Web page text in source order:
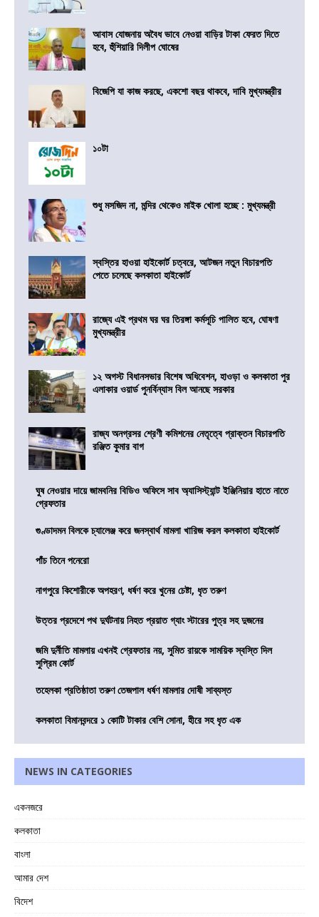
আবাস যোজনায় অবৈধ ভাবে নেওয়া বাড়ির টাকা ফেরত দিতে
হবে, হুঁশিয়ারি দিলীপ ঘোষের
বিজেপি যা কাজ করছে, একশো বছর থাকবে, দাবি মুখ্যমন্ত্রীর
১০টা
শুধু মসজিদ না, মন্দির থেকেও মাইক খোলা হচ্ছে : মুখ্যমন্ত্রী
স্বস্তির হাওয়া হাইকোর্ট চত্বরে, আটজন নতুন বিচারপতি
পেতে চলেছে কলকাতা হাইকোর্ট
রাজ্যে এই প্রথম ঘর ঘর তিরঙ্গা কর্মসূচি পালিত হবে, ঘোষণা
মুখ্যমন্ত্রীর
১২ অগস্ট বিধানসভার বিশেষ অধিবেশন, হাওড়া ও কলকাতা পুর
এলাকার ওয়ার্ড পুনর্বিন্যাস বিল আনছে সরকার
রাজ্য অনগ্রসর শ্রেণী কমিশনের নেতৃত্বে প্রাক্তন বিচারপতি
রঞ্জিত কুমার বাগ
ঘুষ নেওয়ার দায়ে জামবনির বিডিও অফিসে সাব অ্যাসিস্ট্যান্ট ইঞ্জিনিয়ার হাতে নাতে
গ্রেফতার
গুণ্ডাদমন বিলকে চ্যালেঞ্জ করে জনস্বার্থ মামলা খারিজ করল কলকাতা হাইকোর্ট
পাঁচ তিনে পনেরো
নাগপুরে কিশোরীকে অপহরণ, ধর্ষণ করে খুনের চেষ্টা, ধৃত তরুণ
উত্তর প্রদেশে পথ দুর্ঘটনায় নিহত প্রয়াত গ্যাং স্টারের পুত্র সহ দুজনের
জমি দুর্নীতি মামলায় এখনই গ্রেফতার নয়, সুমিত রায়কে সাময়িক স্বস্তি দিল
সুপ্রিম কোর্ট
তহেলকা প্রতিষ্ঠাতা তরুণ তেজপাল ধর্ষণ মামলার দোষী সাব্যস্ত
কলকাতা বিমানবন্দরে ১ কোটি টাকার বেশি সোনা, হীরে সহ ধৃত এক
NEWS IN CATEGORIES
একনজরে
কলকাতা
বাংলা
আমার দেশ
বিদেশ